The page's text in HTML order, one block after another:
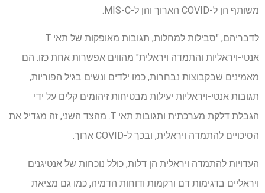
משותף הן ל-COVID הארוך והן ל-MIS-C.
לדבריהם, "סבילות למחלות, תגובות מאופקות של תאי T
אנטי-ויראליות והתמדה ויראלית" מהווים אפשרות אחת כזו. הם
מאמינים שבקבוצות נבחרות, כמו ילדים ונשים בגיל הפוריות,
תגובות אנטי-ויראליות יעילות מבטיחות זיהומים קלים על ידי
הגבלת דלקת מערכתית ותגובות תאי T. מהצד השני, זה מגדיל את
הסיכויים להתמדה ויראלית, ובכך ל-COVID ארוך.
העדויות להתמדה ויראלית הן דלות, כולל נוכחות של אנטיגנים
ויראליים בדגימות דם ורקמות ודוחות הדמיה, כמו גם מציאת